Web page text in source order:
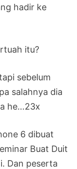
hadir ke
itu?
sebelum
salahnya dia
he…23x
6 dibuat
Buat Duit
Dan peserta